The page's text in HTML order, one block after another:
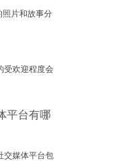
照片和故事分
受欢迎程度会
平台有哪
交媒体平台包